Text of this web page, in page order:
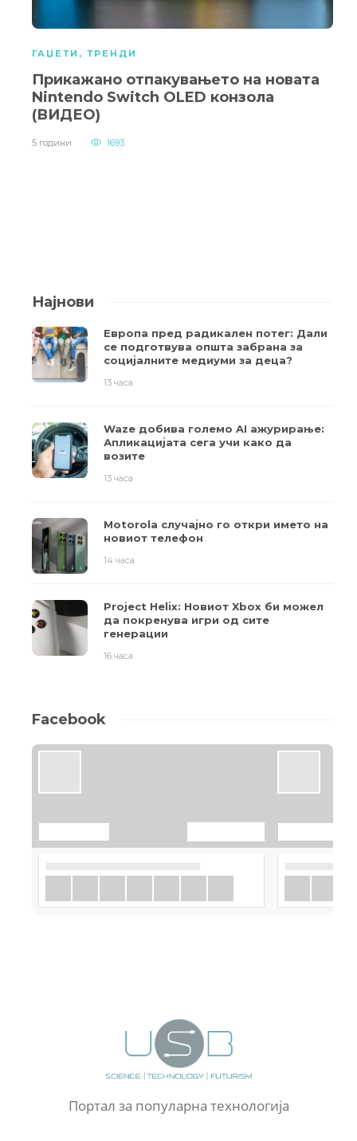
ГАЏЕТИ , ТРЕНДИ
Прикажано отпакувањето на новата
Nintendo Switch OLED конзола
(ВИДЕО)
5 години 1693
Најнови
Европа пред радикален потег: Дали
се подготвува општа забрана за
социјалните медиуми за деца?
13 часа
Waze добива големо AI ажурирање:
Апликацијата сега учи како да
возите
13 часа
Motorola случајно го откри името на
новиот телефон
14 часа
Project Helix: Новиот Xbox би можел
да покренува игри од сите
генерации
16 часа
Facebook
Портал за популарна технологија